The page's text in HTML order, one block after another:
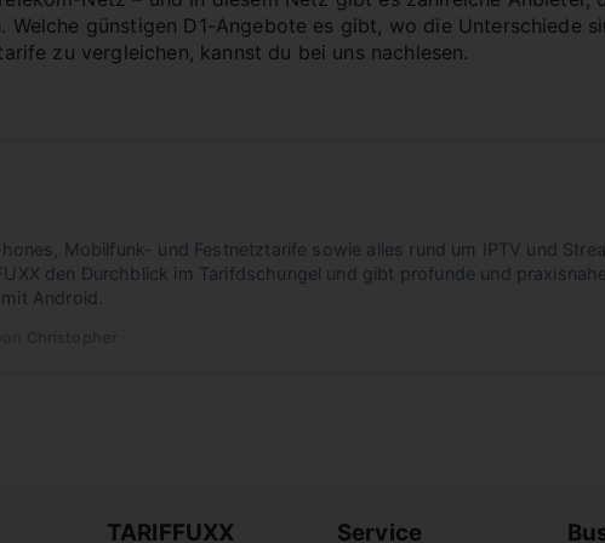
Welche günstigen D1-Angebote es gibt, wo die Unterschiede
zu vergleichen, kannst du bei uns nachlesen.
Mobilfunk- und Festnetztarife sowie alles rund um IPTV und
den Durchblick im Tarifdschungel und gibt profunde und
Android.
TARIFFUXX Service